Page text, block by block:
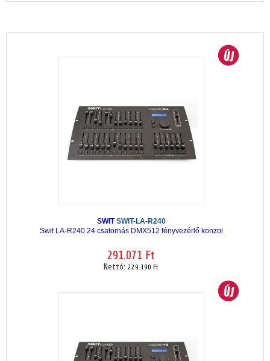
SWITSWIT-LA-R240
Swit LA-R240 24 csatornás DMX512 fényvezérlő konzol
291.071 Ft
Nettó: 229.190 Ft